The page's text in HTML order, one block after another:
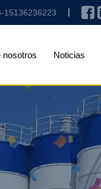
15136236223
nosotros Noticias